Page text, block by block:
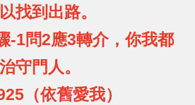
找到出路。
-1問2應3轉介，你我都
守門人。
（依舊愛我）